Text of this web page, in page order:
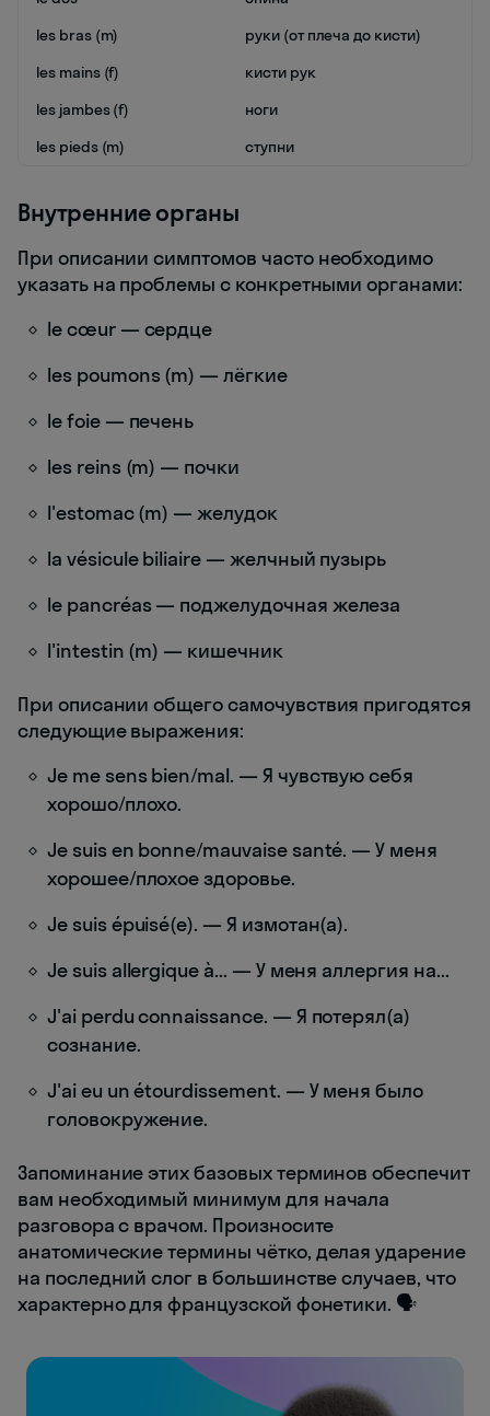
les bras (m)
руки (от плеча до кисти)
les mains (f)
кисти рук
les jambes (f)
ноги
les pieds (m)
ступни
Внутренние органы
При описании симптомов часто необходимо
указать на проблемы с конкретными органами:
le cœur — сердце
les poumons (m) — лёгкие
le foie — печень
les reins (m) — почки
l'estomac (m) — желудок
la vésicule biliaire — желчный пузырь
le pancréas — поджелудочная железа
l'intestin (m) — кишечник
При описании общего самочувствия пригодятся
следующие выражения:
Je me sens bien/mal. — Я чувствую себя
хорошо/плохо.
Je suis en bonne/mauvaise santé. — У меня
хорошее/плохое здоровье.
Je suis épuisé(e). — Я измотан(а).
Je suis allergique à... — У меня аллергия на...
J'ai perdu connaissance. — Я потерял(а)
сознание.
J'ai eu un étourdissement. — У меня было
головокружение.
Запоминание этих базовых терминов обеспечит
вам необходимый минимум для начала
разговора с врачом. Произносите
анатомические термины чётко, делая ударение
на последний слог в большинстве случаев, что
характерно для французской фонетики. 🗣️